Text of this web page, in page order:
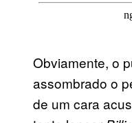
Obviamente, o
assombrado o
de um cara